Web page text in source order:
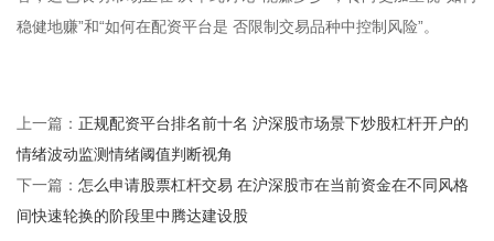
稳健地赚”和“如何在配资平台是 否限制交易品种中控制风险”。
上一篇： 正规配资平台排名前十名 沪深股市场景下炒股杠杆开户的
情绪波动监测情绪阈值判断视角
下一篇： 怎么申请股票杠杆交易 在沪深股市在当前资金在不同风格
间快速轮换的阶段里中腾达建设股